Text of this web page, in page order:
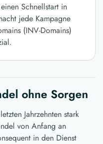
Schnellstart in
jede Kampagne
(INV-Domains)
ohne Sorgen
Jahrzehnten stark
von Anfang an
in den Dienst